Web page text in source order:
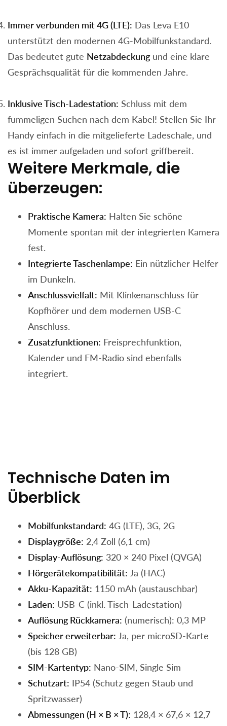
Immer verbunden mit 4G (LTE): Das Leva E10
unterstützt den modernen 4G-Mobilfunkstandard.
Das bedeutet gute Netzabdeckung und eine klare
Gesprächsqualität für die kommenden Jahre.
Inklusive Tisch-Ladestation: Schluss mit dem
fummeligen Suchen nach dem Kabel! Stellen Sie Ihr
Handy einfach in die mitgelieferte Ladeschale, und
es ist immer aufgeladen und sofort griffbereit.
Weitere Merkmale, die
überzeugen:
Praktische Kamera: Halten Sie schöne
Momente spontan mit der integrierten Kamera
fest.
Integrierte Taschenlampe: Ein nützlicher Helfer
im Dunkeln.
Anschlussvielfalt: Mit Klinkenanschluss für
Kopfhörer und dem modernen USB-C
Anschluss.
Zusatzfunktionen: Freisprechfunktion,
Kalender und FM-Radio sind ebenfalls
integriert.
Technische Daten im
Überblick
Mobilfunkstandard: 4G (LTE), 3G, 2G
Displaygröße: 2,4 Zoll (6,1 cm)
Display-Auflösung: 320 × 240 Pixel (QVGA)
Hörgerätekompatibilität: Ja (HAC)
Akku-Kapazität: 1150 mAh (austauschbar)
Laden: USB-C (inkl. Tisch-Ladestation)
Auflösung Rückkamera: (numerisch): 0,3 MP
Speicher erweiterbar: Ja, per microSD-Karte
(bis 128 GB)
SIM-Kartentyp: Nano-SIM, Single Sim
Schutzart: IP54 (Schutz gegen Staub und
Spritzwasser)
Abmessungen (H × B × T): 128,4 × 67,6 × 12,7